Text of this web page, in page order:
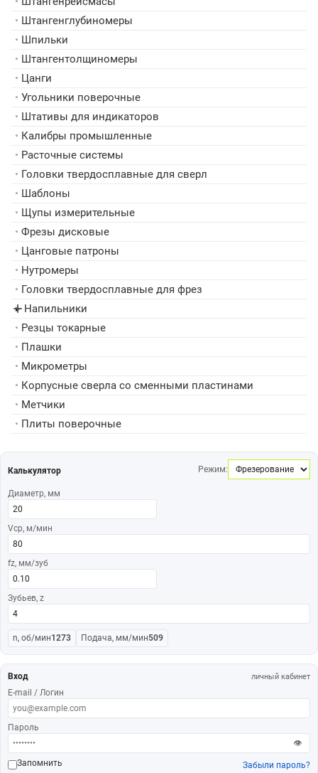
• Штангенглубиномеры
• Шпильки
• Штангентолщиномеры
• Цанги
• Угольники поверочные
• Штативы для индикаторов
• Калибры промышленные
• Расточные системы
• Головки твердосплавные для сверл
• Шаблоны
• Щупы измерительные
• Фрезы дисковые
• Цанговые патроны
• Нутромеры
• Головки твердосплавные для фрез
▸ Напильники
• Резцы токарные
• Плашки
• Микрометры
• Корпусные сверла со сменными пластинами
• Метчики
• Плиты поверочные
Калькулятор Режим:
Диаметр, мм
Vср, м/мин
fz, мм/зуб
Зубьев, z
n, об/мин1273 Подача, мм/мин509
Вход личный кабинет
E-mail / Логин
Пароль
👁
Запомнить
Забыли пароль?